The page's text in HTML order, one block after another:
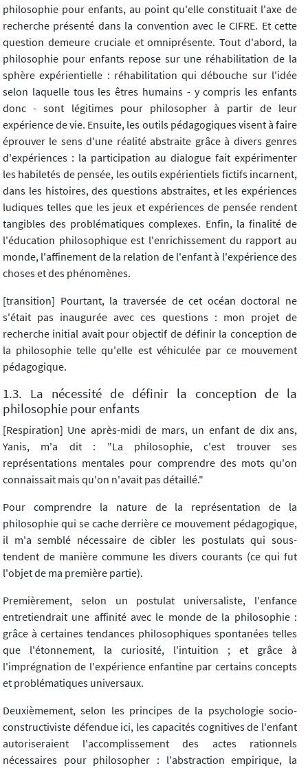
philosophie pour enfants, au point qu'elle constituait l'axe de
recherche présenté dans la convention avec le CIFRE. Et cette
question demeure cruciale et omniprésente. Tout d'abord, la
philosophie pour enfants repose sur une réhabilitation de la
sphère expérientielle : réhabilitation qui débouche sur l'idée
selon laquelle tous les êtres humains - y compris les enfants
donc - sont légitimes pour philosopher à partir de leur
expérience de vie. Ensuite, les outils pédagogiques visent à faire
éprouver le sens d'une réalité abstraite grâce à divers genres
d'expériences : la participation au dialogue fait expérimenter
les habiletés de pensée, les outils expérientiels fictifs incarnent,
dans les histoires, des questions abstraites, et les expériences
ludiques telles que les jeux et expériences de pensée rendent
tangibles des problématiques complexes. Enfin, la finalité de
l'éducation philosophique est l'enrichissement du rapport au
monde, l'affinement de la relation de l'enfant à l'expérience des
choses et des phénomènes.
[transition] Pourtant, la traversée de cet océan doctoral ne
s'était pas inaugurée avec ces questions : mon projet de
recherche initial avait pour objectif de définir la conception de
la philosophie telle qu'elle est véhiculée par ce mouvement
pédagogique.
1.3. La nécessité de définir la conception de la
philosophie pour enfants
[Respiration] Une après-midi de mars, un enfant de dix ans,
Yanis, m'a dit : "La philosophie, c'est trouver ses
représentations mentales pour comprendre des mots qu'on
connaissait mais qu'on n'avait pas détaillé."
Pour comprendre la nature de la représentation de la
philosophie qui se cache derrière ce mouvement pédagogique,
il m'a semblé nécessaire de cibler les postulats qui sous-
tendent de manière commune les divers courants (ce qui fut
l'objet de ma première partie).
Premièrement, selon un postulat universaliste, l'enfance
entretiendrait une affinité avec le monde de la philosophie :
grâce à certaines tendances philosophiques spontanées telles
que l'étonnement, la curiosité, l'intuition ; et grâce à
l'imprégnation de l'expérience enfantine par certains concepts
et problématiques universaux.
Deuxièmement, selon les principes de la psychologie socio-
constructiviste défendue ici, les capacités cognitives de l'enfant
autoriseraient l'accomplissement des actes rationnels
nécessaires pour philosopher : l'abstraction empirique, la